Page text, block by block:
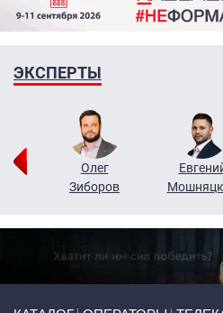
ЭКСПЕРТЫ
Олег
Зиборов